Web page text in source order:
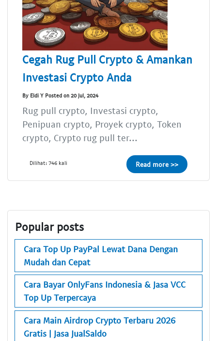
Cegah Rug Pull Crypto & Amankan
Investasi Crypto Anda
By Eldi Y Posted on 20 Jul, 2024
Rug pull crypto, Investasi crypto,
Penipuan crypto, Proyek crypto, Token
crypto, Crypto rug pull ter...
Dilihat: 746 kali Read more >>
Popular posts
Cara Top Up PayPal Lewat Dana Dengan
Mudah dan Cepat
Cara Bayar OnlyFans Indonesia & Jasa VCC
Top Up Terpercaya
Cara Main Airdrop Crypto Terbaru 2026
Gratis | Jasa JualSaldo